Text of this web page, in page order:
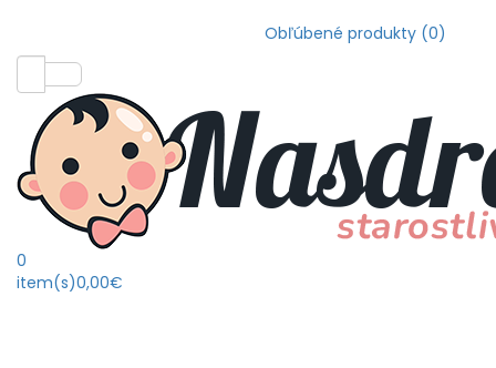
Obľúbené produkty (0)
0
item(s)0,00€